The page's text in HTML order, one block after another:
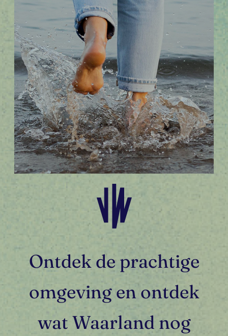
Ontdek de prachtige
omgeving en ontdek
wat Waarland nog